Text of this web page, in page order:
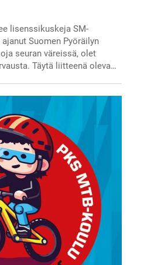
lisenssikuskeja SM-
Suomen Pyöräilyn
seuran väreissä, olet
Täytä liitteenä oleva…